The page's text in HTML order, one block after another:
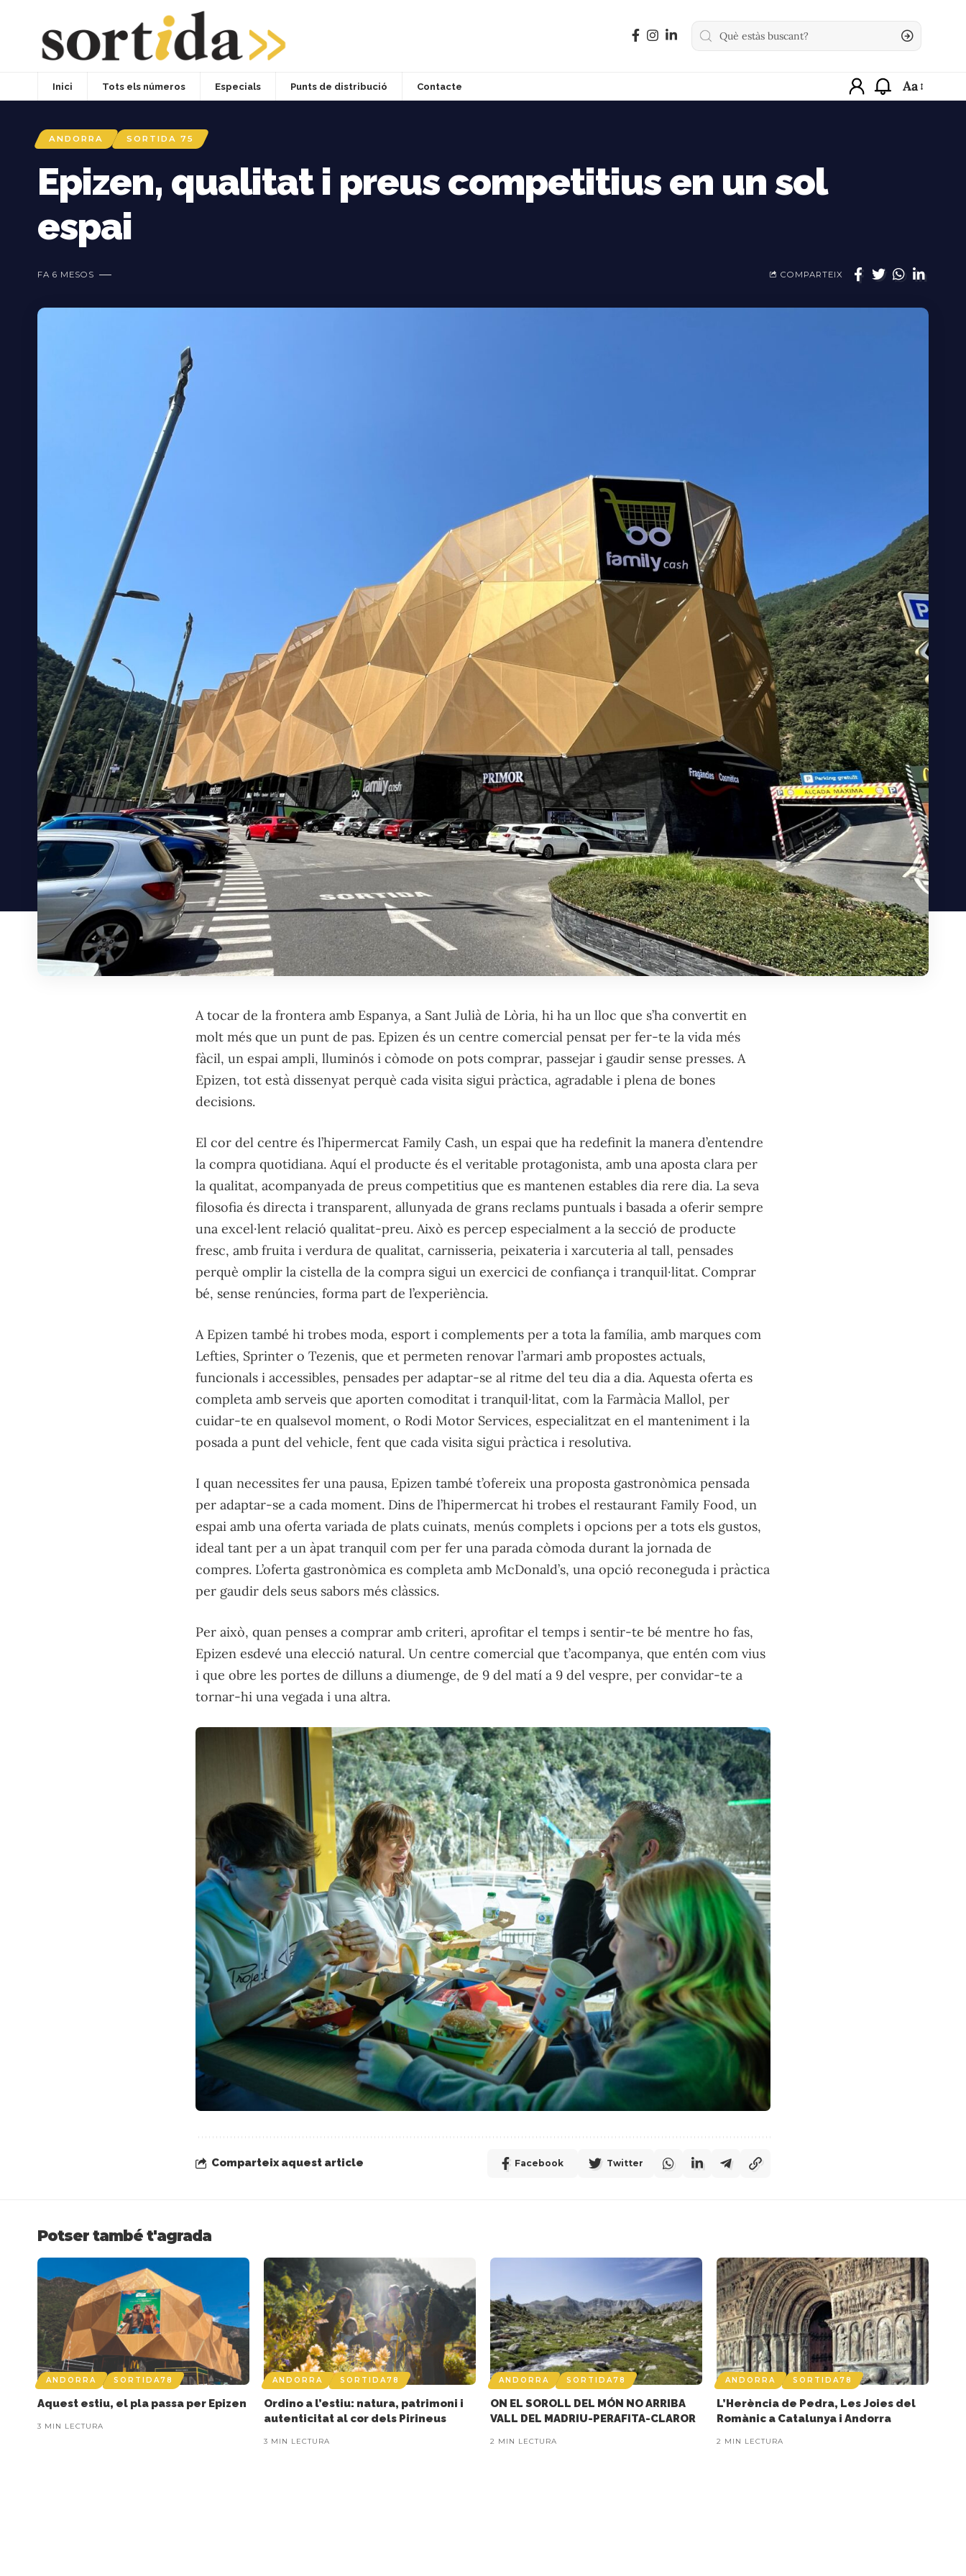
Inici Tots els números Especials Punts de distribució Contacte Aa
ANDORRA SORTIDA 75
Epizen, qualitat i preus competitius en un sol
espai
FA 6 MESOS COMPARTEIX
A tocar de la frontera amb Espanya, a Sant Julià de Lòria, hi ha un lloc que s’ha convertit en
molt més que un punt de pas. Epizen és un centre comercial pensat per fer-te la vida més
fàcil, un espai ampli, lluminós i còmode on pots comprar, passejar i gaudir sense presses. A
Epizen, tot està dissenyat perquè cada visita sigui pràctica, agradable i plena de bones
decisions.
El cor del centre és l’hipermercat Family Cash, un espai que ha redefinit la manera d’entendre
la compra quotidiana. Aquí el producte és el veritable protagonista, amb una aposta clara per
la qualitat, acompanyada de preus competitius que es mantenen estables dia rere dia. La seva
filosofia és directa i transparent, allunyada de grans reclams puntuals i basada a oferir sempre
una excel·lent relació qualitat-preu. Això es percep especialment a la secció de producte
fresc, amb fruita i verdura de qualitat, carnisseria, peixateria i xarcuteria al tall, pensades
perquè omplir la cistella de la compra sigui un exercici de confiança i tranquil·litat. Comprar
bé, sense renúncies, forma part de l’experiència.
A Epizen també hi trobes moda, esport i complements per a tota la família, amb marques com
Lefties, Sprinter o Tezenis, que et permeten renovar l’armari amb propostes actuals,
funcionals i accessibles, pensades per adaptar-se al ritme del teu dia a dia. Aquesta oferta es
completa amb serveis que aporten comoditat i tranquil·litat, com la Farmàcia Mallol, per
cuidar-te en qualsevol moment, o Rodi Motor Services, especialitzat en el manteniment i la
posada a punt del vehicle, fent que cada visita sigui pràctica i resolutiva.
I quan necessites fer una pausa, Epizen també t’ofereix una proposta gastronòmica pensada
per adaptar-se a cada moment. Dins de l’hipermercat hi trobes el restaurant Family Food, un
espai amb una oferta variada de plats cuinats, menús complets i opcions per a tots els gustos,
ideal tant per a un àpat tranquil com per fer una parada còmoda durant la jornada de
compres. L’oferta gastronòmica es completa amb McDonald’s, una opció reconeguda i pràctica
per gaudir dels seus sabors més clàssics.
Per això, quan penses a comprar amb criteri, aprofitar el temps i sentir-te bé mentre ho fas,
Epizen esdevé una elecció natural. Un centre comercial que t’acompanya, que entén com vius
i que obre les portes de dilluns a diumenge, de 9 del matí a 9 del vespre, per convidar-te a
tornar-hi una vegada i una altra.
Comparteix aquest article Facebook Twitter
Potser també t'agrada
ANDORRA SORTIDA78
Aquest estiu, el pla passa per Epizen
3 MIN LECTURA
ANDORRA SORTIDA78
Ordino a l’estiu: natura, patrimoni i
autenticitat al cor dels Pirineus
3 MIN LECTURA
ANDORRA SORTIDA78
ON EL SOROLL DEL MÓN NO ARRIBA
VALL DEL MADRIU-PERAFITA-CLAROR
2 MIN LECTURA
ANDORRA SORTIDA78
L’Herència de Pedra, Les Joies del
Romànic a Catalunya i Andorra
2 MIN LECTURA